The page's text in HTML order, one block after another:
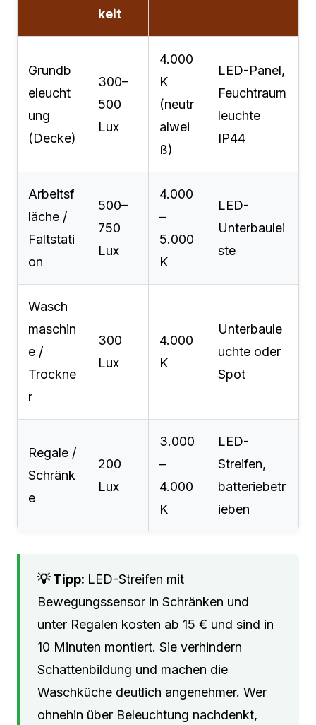
keit
Grundb
eleucht
ung
(Decke)
300–
500
Lux
4.000
K
(neutr
alwei
ß)
LED-Panel,
Feuchtraum
leuchte
IP44
Arbeitsf
läche /
Faltstati
on
500–
750
Lux
4.000
–
5.000
K
LED-
Unterbaulei
ste
Wasch
maschin
e /
Trockne
r
300
Lux
4.000
K
Unterbaule
uchte oder
Spot
Regale /
Schränk
e
200
Lux
3.000
–
4.000
K
LED-
Streifen,
batteriebetr
ieben
LED-Streifen mit
Bewegungssensor in Schränken und
unter Regalen kosten ab 15 € und sind in
10 Minuten montiert. Sie verhindern
Schattenbildung und machen die
Waschküche deutlich angenehmer. Wer
ohnehin über Beleuchtung nachdenkt,